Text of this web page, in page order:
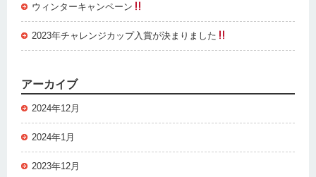
ウィンターキャンペーン
2023年チャレンジカップ入賞が決まりました
アーカイブ
2024年12月
2024年1月
2023年12月